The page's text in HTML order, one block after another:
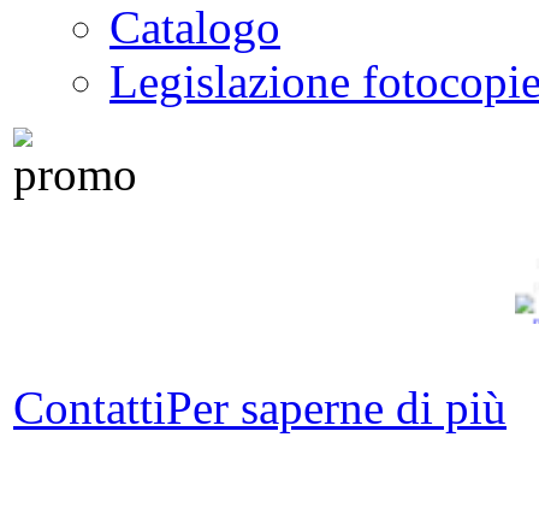
Catalogo
Legislazione
ContattiPer saperne di più